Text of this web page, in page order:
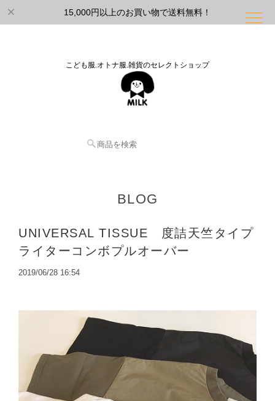
15,000円以上のお買い物で送料無料！
こども服.オトナ服.雑貨のセレクトショップ
BLOG
UNIVERSAL TISSUE 度詰天竺タイプ
ライターコンボプルオーバー
2019/06/28 16:54